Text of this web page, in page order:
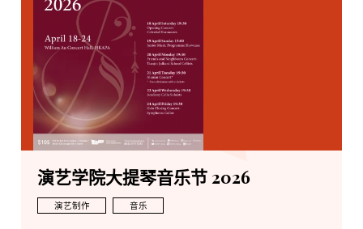
演艺学院大提琴音乐节 2026
演艺制作 音乐